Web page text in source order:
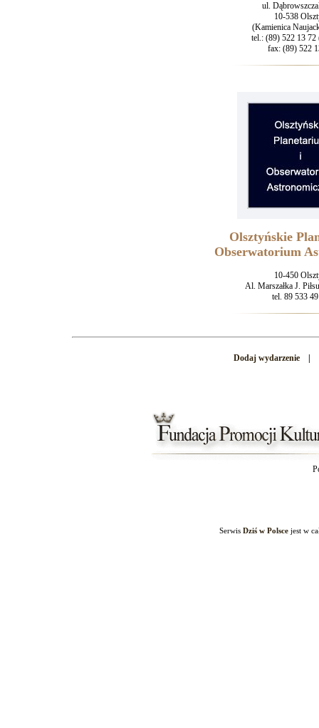
ul.
10-538
(Kamienica
tel.: (89) 522 13 72
fax: (89) 522
Olsztyńskie
Obserwatorium
10-450
Al. Marszałka J.
tel. 89 533
Dodaj wydarzenie
Serwis Dziś w Polscejest w